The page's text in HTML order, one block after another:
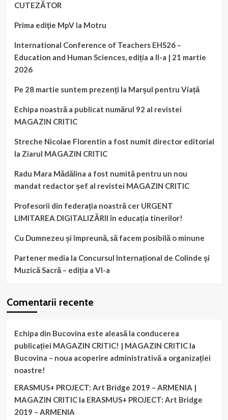
CUTEZĂTOR
Prima ediţie MpV la Motru
International Conference of Teachers EHS26 –
Education and Human Sciences, ediția a II-a | 21 martie
2026
Pe 28 martie suntem prezenți la Marșul pentru Viață
Echipa noastră a publicat numărul 92 al revistei
MAGAZIN CRITIC
Streche Nicolae Florentin a fost numit director editorial
la Ziarul MAGAZIN CRITIC
Radu Mara Mădălina a fost numită pentru un nou
mandat redactor șef al revistei MAGAZIN CRITIC
Profesorii din federația noastră cer URGENT
LIMITAREA DIGITALIZĂRII în educația tinerilor!
Cu Dumnezeu și împreună, să facem posibilă o minune
Partener media la Concursul Internațional de Colinde și
Muzică Sacră – ediția a VI-a
Comentarii recente
Echipa din Bucovina este aleasă la conducerea
publicației MAGAZIN CRITIC! | MAGAZIN CRITICla
Bucovina – noua acoperire administrativă a organizației
noastre!
ERASMUS+ PROJECT: Art Bridge 2019 – ARMENIA |
MAGAZIN CRITICla ERASMUS+ PROJECT: Art Bridge
2019 – ARMENIA